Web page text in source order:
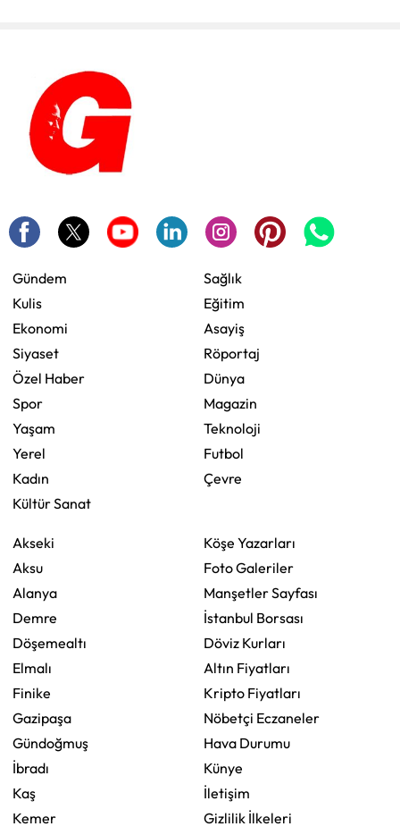
Gündem
Kulis
Ekonomi
Siyaset
Özel Haber
Spor
Yaşam
Yerel
Kadın
Kültür Sanat
Sağlık
Eğitim
Asayiş
Röportaj
Dünya
Magazin
Teknoloji
Futbol
Çevre
Akseki
Aksu
Alanya
Demre
Döşemealtı
Elmalı
Finike
Gazipaşa
Gündoğmuş
İbradı
Kaş
Kemer
Köşe Yazarları
Foto Galeriler
Manşetler Sayfası
İstanbul Borsası
Döviz Kurları
Altın Fiyatları
Kripto Fiyatları
Nöbetçi Eczaneler
Hava Durumu
Künye
İletişim
Gizlilik İlkeleri